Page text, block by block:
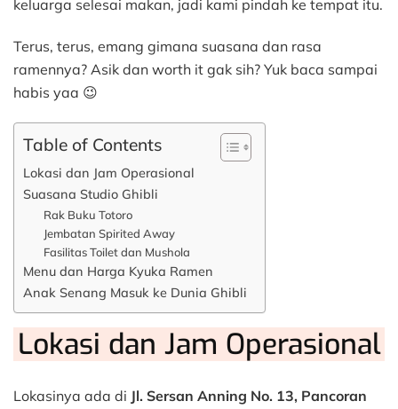
keluarga selesai makan, jadi kami pindah ke tempat itu.
Terus, terus, emang gimana suasana dan rasa
ramennya? Asik dan worth it gak sih? Yuk baca sampai
habis yaa 😉
Table of Contents
Lokasi dan Jam Operasional
Suasana Studio Ghibli
Rak Buku Totoro
Jembatan Spirited Away
Fasilitas Toilet dan Mushola
Menu dan Harga Kyuka Ramen
Anak Senang Masuk ke Dunia Ghibli
Lokasi dan Jam Operasional
Lokasinya ada di Jl. Sersan Anning No. 13, Pancoran